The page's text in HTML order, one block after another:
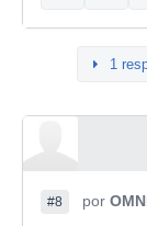
1
#8 por